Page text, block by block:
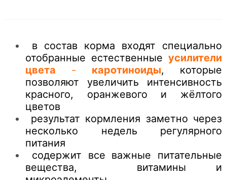
в состав корма входят специально
отобранные естественные усилители
цвета - каротиноиды, которые
позволяют увеличить интенсивность
красного, оранжевого и жёлтого
цветов
результат кормления заметно через
несколько недель регулярного
питания
содержит все важные питательные
вещества, витамины и